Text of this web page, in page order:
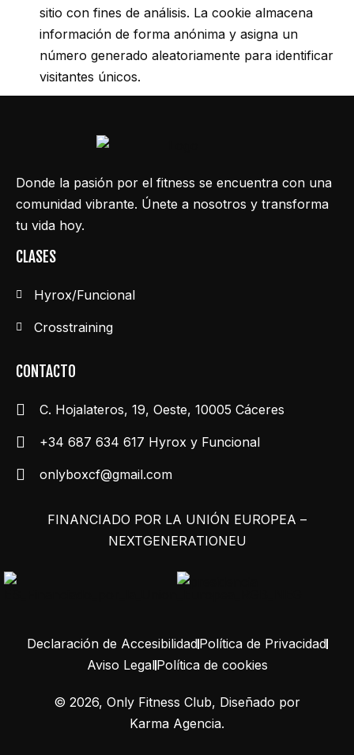
sitio con fines de análisis. La cookie almacena
información de forma anónima y asigna un
número generado aleatoriamente para identificar
visitantes únicos.
Donde la pasión por el fitness se encuentra con una
comunidad vibrante. Únete a nosotros y transforma
tu vida hoy.
CLASES
Hyrox/Funcional
Crosstraining
CONTACTO
C. Hojalateros, 19, Oeste, 10005 Cáceres
+34 687 634 617 Hyrox y Funcional
onlyboxcf@gmail.com
FINANCIADO POR LA UNIÓN EUROPEA –
NEXTGENERATIONEU
Declaración de AccesibilidadPolítica de Privacidad
Aviso LegalPolítica de cookies
© 2026, Only Fitness Club, Diseñado por
Karma Agencia.